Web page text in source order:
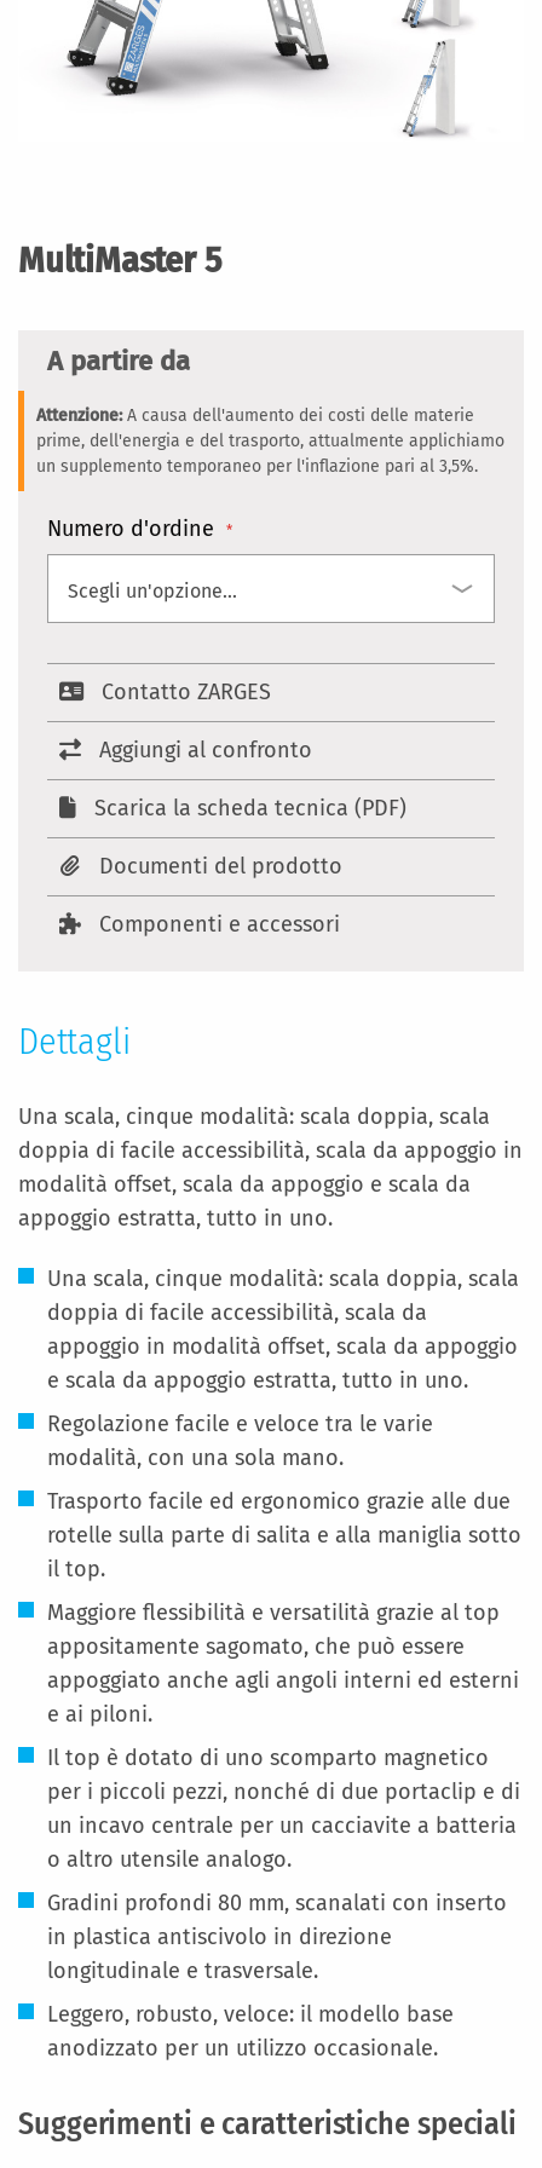
MultiMaster 5
A partire da
Attenzione:A causa dell'aumento dei costi delle materie
prime, dell'energia e del trasporto, attualmente applichiamo
un supplemento temporaneo per l'inflazione pari al 3,5%.
Numero d'ordine
Contatto ZARGES
Aggiungi al confronto
Scarica la scheda tecnica (PDF)
Documenti del prodotto
Componenti e accessori
galleria
Dettagli
Una scala, cinque modalità: scala doppia, scala
doppia di facile accessibilità, scala da appoggio in
modalità offset, scala da appoggio e scala da
appoggio estratta, tutto in uno.
Una scala, cinque modalità: scala doppia, scala
doppia di facile accessibilità, scala da
appoggio in modalità offset, scala da appoggio
e scala da appoggio estratta, tutto in uno.
Regolazione facile e veloce tra le varie
modalità, con una sola mano.
Trasporto facile ed ergonomico grazie alle due
rotelle sulla parte di salita e alla maniglia sotto
il top.
Maggiore flessibilità e versatilità grazie al top
appositamente sagomato, che può essere
appoggiato anche agli angoli interni ed esterni
e ai piloni.
Il top è dotato di uno scomparto magnetico
per i piccoli pezzi, nonché di due portaclip e di
un incavo centrale per un cacciavite a batteria
o altro utensile analogo.
Gradini profondi 80 mm, scanalati con inserto
in plastica antiscivolo in direzione
longitudinale e trasversale.
Leggero, robusto, veloce: il modello base
anodizzato per un utilizzo occasionale.
Suggerimenti e caratteristiche speciali